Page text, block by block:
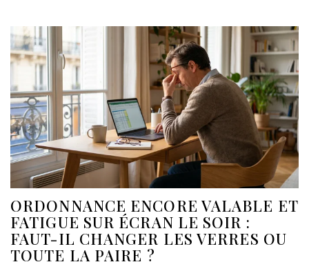
ORDONNANCE ENCORE VALABLE ET
FATIGUE SUR ÉCRAN LE SOIR :
FAUT-IL CHANGER LES VERRES OU
TOUTE LA PAIRE ?